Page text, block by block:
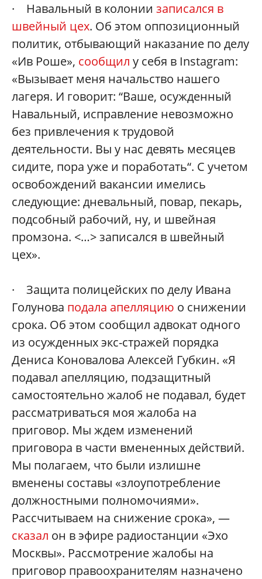
· Навальный в колонии записался в
швейный цех. Об этом оппозиционный
политик, отбывающий наказание по делу
«Ив Роше», сообщил у себя в Instagram:
«Вызывает меня начальство нашего
лагеря. И говорит: “Ваше, осужденный
Навальный, исправление невозможно
без привлечения к трудовой
деятельности. Вы у нас девять месяцев
сидите, пора уже и поработать“. С учетом
освобождений вакансии имелись
следующие: дневальный, повар, пекарь,
подсобный рабочий, ну, и швейная
промзона. <…> записался в швейный
цех».
· Защита полицейских по делу Ивана
Голунова подала апелляцию о снижении
срока. Об этом сообщил адвокат одного
из осужденных экс-стражей порядка
Дениса Коновалова Алексей Губкин. «Я
подавал апелляцию, подзащитный
самостоятельно жалоб не подавал, будет
рассматриваться моя жалоба на
приговор. Мы ждем изменений
приговора в части вмененных действий.
Мы полагаем, что были излишне
вменены составы «злоупотребление
должностными полномочиями».
Рассчитываем на снижение срока», —
сказал он в эфире радиостанции «Эхо
Москвы». Рассмотрение жалобы на
приговор правоохранителям назначено